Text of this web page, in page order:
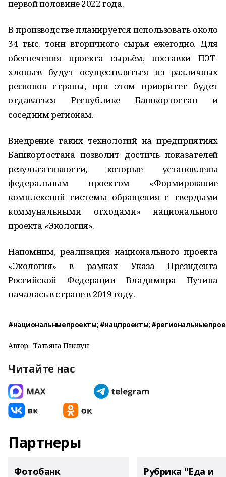
первой половине 2022 года.
В производстве планируется использовать около
34 тыс. тонн вторичного сырья ежегодно. Для
обеспечения проекта сырьём, поставки ПЭТ-
хлопьев будут осуществляться из различных
регионов страны, при этом приоритет будет
отдаваться Республике Башкортостан и
соседним регионам.
Внедрение таких технологий на предприятиях
Башкортостана позволит достичь показателей
результативности, которые установлены
федеральным проектом «Формирование
комплексной системы обращения с твердыми
коммунальными отходами» национального
проекта «Экология».
Напомним, реализация национального проекта
«Экология» в рамках Указа Президента
Российской Федерации Владимира Путина
началась в стране в 2019 году.
#национальныепроекты; #нацпроекты;
Автор: Татьяна Пискун
Читайте нас
Партнеры
Фотобанк Рубрика "Еда и